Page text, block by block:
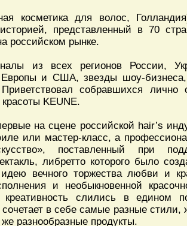
косметика для волос,
представленный в 70
российском рынке.
из всех регионов России,
Европы и США, звезды шоу-
собравшихся лично
KEUNE.
на сцене российской hair’s
или мастер-класс, а
поставленный при
либретто которого было
вечного торжества любви и
и необыкновенной
слились в едином
в себе самые разные стили,
разнообразные продукты.